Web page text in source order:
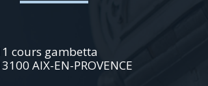
cours gambetta
AIX-EN-PROVENCE